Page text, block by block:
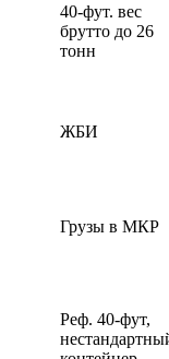
40-фут. вес
брутто до 26
тонн
ЖБИ
Грузы в МКР
Реф. 40-фут,